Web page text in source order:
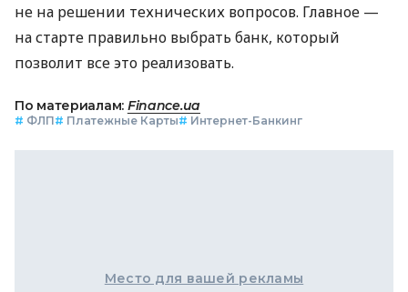
не на решении технических вопросов. Главное —
на старте правильно выбрать банк, который
позволит все это реализовать.
По материалам: Finance.ua
# ФЛП# Платежные Карты# Интернет-Банкинг
Место для вашей рекламы